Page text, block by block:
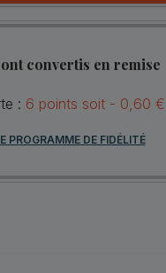
convertis en remise
: 6 points soit - 0,60 €
PROGRAMME DE FIDÉLITÉ